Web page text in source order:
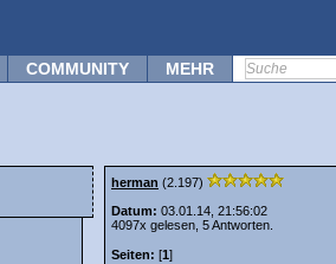
COMMUNITY MEHR
herman (2.197)
Datum: 03.01.14, 21:56:02
4097x gelesen, 5 Antworten.
Seiten: [1]